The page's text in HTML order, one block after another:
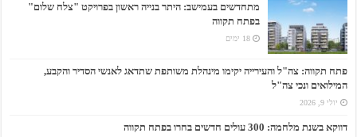
מתחדשים בעמישב: היתר בנייה ראשון בפרויקט "צלח שלום"
בפתח תקווה
18 ימים
פתח תקווה: צה"ל והעירייה יקימו מינהלת משותפת שתדאג לאנשי הסדיר והקבע,
המילואים ונכי צה"ל
יולי 9, 2026
דווקא בשנת מלחמה: 300 עולים חדשים בחרו בפתח תקווה